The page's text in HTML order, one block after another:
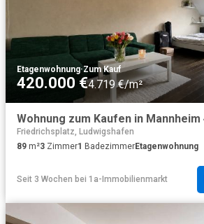
Etagenwohnung·Zum Kauf
420.000 €4.719 €/m²
Friedrichsplatz, Ludwigshafen
89 m²3 Zimmer1 BadezimmerEtagenwohnung
Seit 3 Wochen bei 1a-Immobilienmarkt